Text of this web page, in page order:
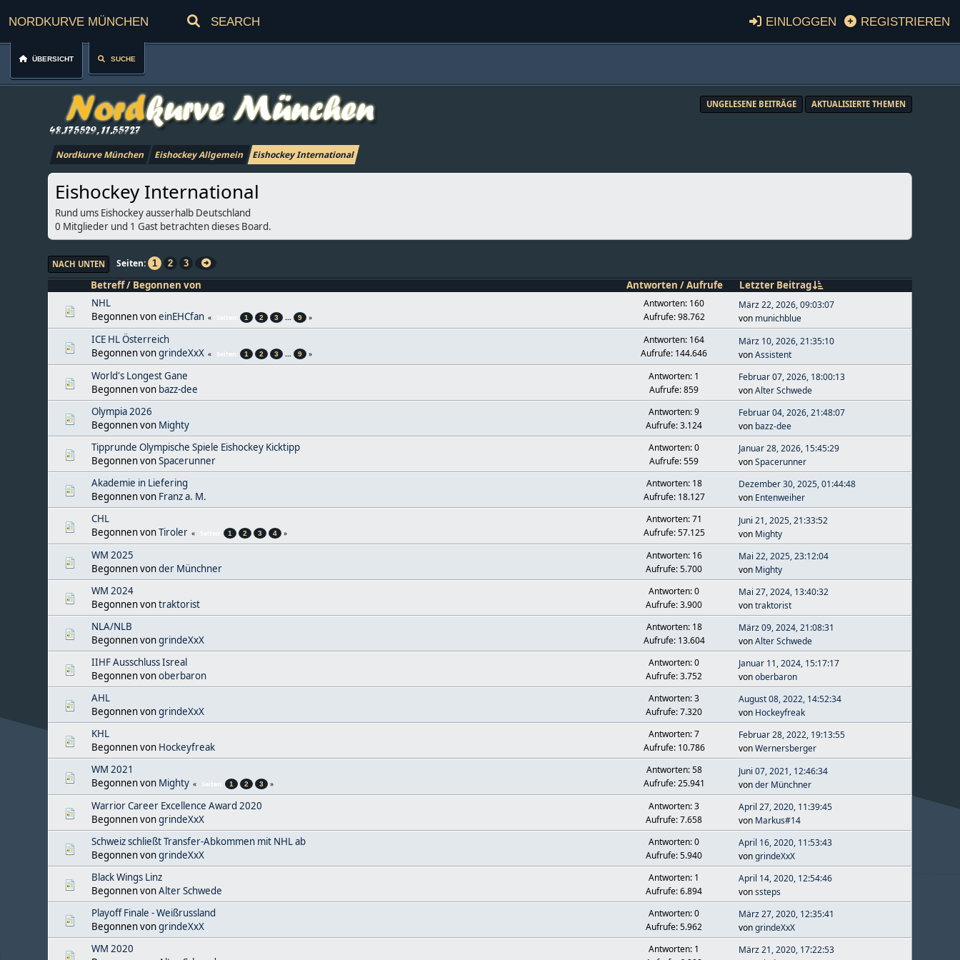
Nordkurve München Einloggen Registrieren
Übersicht Suche
UNGELESENE BEITRÄGE AKTUALISIERTE THEMEN
Nordkurve München Eishockey Allgemein Eishockey International
Eishockey International
Rund ums Eishockey ausserhalb Deutschland
0 Mitglieder und 1 Gast betrachten dieses Board.
NACH UNTEN Seiten 1 2 3
Betreff/ Begonnen von Antworten /Aufrufe
Letzter Beitrag
NHL
Begonnen voneinEHCfan 1 2 3 ... 9
Antworten: 160
Aufrufe: 98.762
März 22, 2026, 09:03:07
von munichblue
ICE HL Österreich
Begonnen vongrindeXxX Seiten 1 2 3 ... 9
Antworten: 164
Aufrufe: 144.646
März 10, 2026, 21:35:10
vonAssistent
World's Longest Gane
Begonnen von bazz-dee
Antworten: 1
Aufrufe: 859
Februar 07, 2026, 18:00:13
vonAlter Schwede
Olympia 2026
Begonnen von Mighty
Antworten: 9
Aufrufe: 3.124
Februar 04, 2026, 21:48:07
von bazz-dee
Tipprunde Olympische Spiele Eishockey Kicktipp
Begonnen vonSpacerunner
Antworten: 0
Aufrufe: 559
Januar 28, 2026, 15:45:29
vonSpacerunner
Akademie in Liefering
Begonnen von Franz a. M.
Antworten: 18
Aufrufe: 18.127
Dezember 30, 2025, 01:44:48
von Entenweiher
CHL
Begonnen vonTiroler 1 2 3 4
Antworten: 71
Aufrufe: 57.125
Juni 21, 2025, 21:33:52
von Mighty
WM 2025
Begonnen vonder Münchner
Antworten: 16
Aufrufe: 5.700
Mai 22, 2025, 23:12:04
von Mighty
WM 2024
Begonnen vontraktorist
Antworten: 0
Aufrufe: 3.900
Mai 27, 2024, 13:40:32
vontraktorist
NLA/NLB
Begonnen vongrindeXxX
Antworten: 18
Aufrufe: 13.604
März 09, 2024, 21:08:31
vonAlter Schwede
IIHF Ausschluss Isreal
Begonnen vonoberbaron
Antworten: 0
Aufrufe: 3.752
Januar 11, 2024, 15:17:17
vonoberbaron
AHL
Begonnen vongrindeXxX
Antworten: 3
Aufrufe: 7.320
August 08, 2022, 14:52:34
von Hockeyfreak
KHL
Begonnen von Hockeyfreak
Antworten: 7
Aufrufe: 10.786
Februar 28, 2022, 19:13:55
vonWernersberger
WM 2021
Begonnen von Mighty Seiten 1 2 3
Antworten: 58
Aufrufe: 25.941
Juni 07, 2021, 12:46:34
vonder Münchner
Warrior Career Excellence Award 2020
Begonnen vongrindeXxX
Antworten: 3
Aufrufe: 7.658
April 27, 2020, 11:39:45
von Markus#14
Schweiz schließt Transfer-Abkommen mit NHL ab
Begonnen vongrindeXxX
Antworten: 0
Aufrufe: 5.940
April 16, 2020, 11:53:43
vongrindeXxX
Black Wings Linz
Begonnen vonAlter Schwede
Antworten: 1
Aufrufe: 6.894
April 14, 2020, 12:54:46
vonssteps
Playoff Finale - Weißrussland
Begonnen vongrindeXxX
Antworten: 0
Aufrufe: 5.962
März 27, 2020, 12:35:41
vongrindeXxX
WM 2020
Antworten: 1
März 21, 2020, 17:22:53